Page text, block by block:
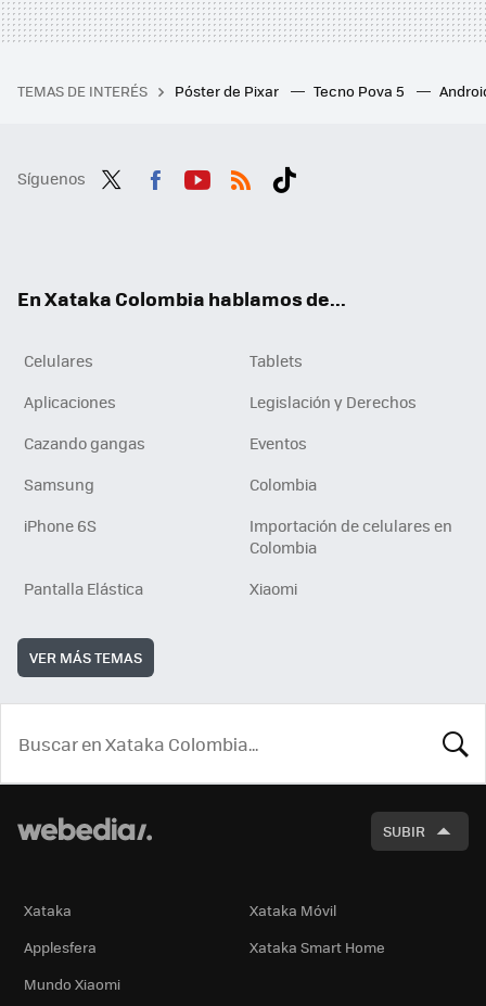
TEMAS DE INTERÉS Póster de Pixar Tecno Pova 5
Síguenos
En Xataka Colombia hablamos de...
Celulares
Tablets
Aplicaciones
Legislación y Derechos
Cazando gangas
Eventos
Samsung
Colombia
iPhone 6S
Importación de celulares en
Colombia
Pantalla Elástica
Xiaomi
VER MÁS TEMAS
SUBIR
Xataka
Xataka Móvil
Applesfera
Xataka Smart Home
Mundo Xiaomi